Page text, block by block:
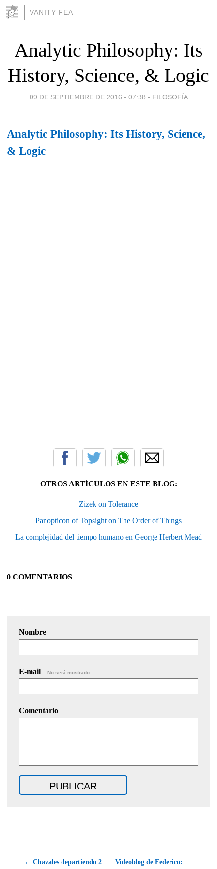
VANITY FEA
Analytic Philosophy: Its
History, Science, & Logic
09 DE SEPTIEMBRE DE 2016 - 07:38 - FILOSOFÍA
Analytic Philosophy: Its History, Science,
& Logic
OTROS ARTÍCULOS EN ESTE BLOG:
Zizek on Tolerance
Panopticon of Topsight on The Order of Things
La complejidad del tiempo humano en George Herbert Mead
0 COMENTARIOS
Nombre
E-mail No será mostrado.
Comentario
← Chavales departiendo 2 Videoblog de Federico: